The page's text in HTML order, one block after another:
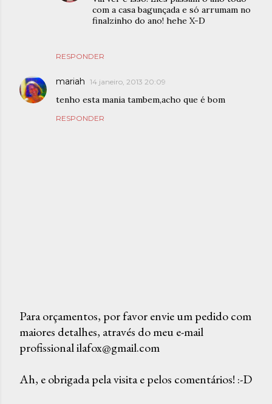
RESPONDER
com a casa bagunçada e só arrumam no
finalzinho do ano! hehe X-D
mariah 14 janeiro, 2013 20:09
tenho esta mania tambem,acho que é bom
RESPONDER
P
o
t
Para orçamentos, por favor envie um pedido com
maiores detalhes, através do meu e-mail
profissional ilafox@gmail.com
Ah, e obrigada pela visita e pelos comentários! :-D